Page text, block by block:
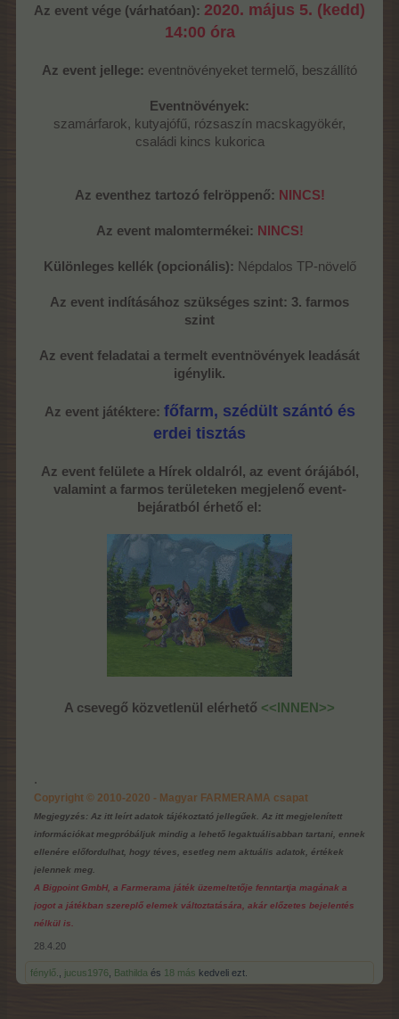
Az event vége (várhatóan): 2020. május 5. (kedd)
14:00 óra
Az event jellege: eventnövényeket termelő, beszállító
Eventnövények:
szamárfarok, kutyajófű, rózsaszín macskagyökér,
családi kincs kukorica
Az eventhez tartozó felröppenő: NINCS!
Az event malomtermékei: NINCS!
Különleges kellék (opcionális): Népdalos TP-növelő
Az event indításához szükséges szint: 3. farmos
szint
Az event feladatai a termelt eventnövények leadását
igénylik.
Az event játéktere: főfarm, szédült szántó és
erdei tisztás
Az event felülete a Hírek oldalról, az event órájából,
valamint a farmos területeken megjelenő event-
bejáratból érhető el:
A csevegő közvetlenül elérhető <<INNEN>>
.
Copyright © 2010-2020 - Magyar FARMERAMA csapat
Megjegyzés: Az itt leírt adatok tájékoztató jellegűek. Az itt megjelenített
információkat megpróbáljuk mindig a lehető legaktuálisabban tartani, ennek
ellenére előfordulhat, hogy téves, esetleg nem aktuális adatok, értékek
jelennek meg.
A Bigpoint GmbH, a Farmerama játék üzemeltetője fenntartja magának a
jogot a játékban szereplő elemek változtatására, akár előzetes bejelentés
nélkül is.
28.4.20
fénylő. jucus1976 Bathilda és 18 más kedveli ezt.